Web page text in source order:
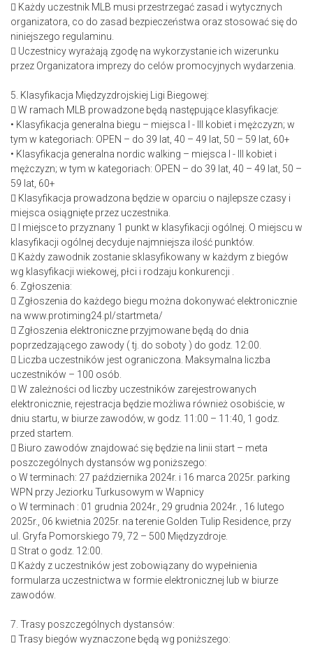
 Każdy uczestnik MLB musi przestrzegać zasad i wytycznych
organizatora, co do zasad bezpieczeństwa oraz stosować się do
niniejszego regulaminu.
 Uczestnicy wyrażają zgodę na wykorzystanie ich wizerunku
przez Organizatora imprezy do celów promocyjnych wydarzenia.
5. Klasyfikacja Międzyzdrojskiej Ligi Biegowej:
 W ramach MLB prowadzone będą następujące klasyfikacje:
• Klasyfikacja generalna biegu – miejsca I - III kobiet i mężczyzn; w
tym w kategoriach: OPEN – do 39 lat, 40 – 49 lat, 50 – 59 lat, 60+
• Klasyfikacja generalna nordic walking – miejsca I - III kobiet i
mężczyzn; w tym w kategoriach: OPEN – do 39 lat, 40 – 49 lat, 50 –
59 lat, 60+
 Klasyfikacja prowadzona będzie w oparciu o najlepsze czasy i
miejsca osiągnięte przez uczestnika.
 I miejsce to przyznany 1 punkt w klasyfikacji ogólnej. O miejscu w
klasyfikacji ogólnej decyduje najmniejsza ilość punktów.
 Każdy zawodnik zostanie sklasyfikowany w każdym z biegów
wg klasyfikacji wiekowej, płci i rodzaju konkurencji .
6. Zgłoszenia:
 Zgłoszenia do każdego biegu można dokonywać elektronicznie
na www.protiming24.pl/startmeta/
 Zgłoszenia elektroniczne przyjmowane będą do dnia
poprzedzającego zawody ( tj. do soboty ) do godz. 12:00.
 Liczba uczestników jest ograniczona. Maksymalna liczba
uczestników – 100 osób.
 W zależności od liczby uczestników zarejestrowanych
elektronicznie, rejestracja będzie możliwa również osobiście, w
dniu startu, w biurze zawodów, w godz. 11:00 – 11:40, 1 godz.
przed startem.
 Biuro zawodów znajdować się będzie na linii start – meta
poszczególnych dystansów wg poniższego:
o W terminach: 27 października 2024r. i 16 marca 2025r. parking
WPN przy Jeziorku Turkusowym w Wapnicy
o W terminach : 01 grudnia 2024r., 29 grudnia 2024r. , 16 lutego
2025r., 06 kwietnia 2025r. na terenie Golden Tulip Residence, przy
ul. Gryfa Pomorskiego 79, 72 – 500 Międzyzdroje.
 Strat o godz. 12:00.
 Każdy z uczestników jest zobowiązany do wypełnienia
formularza uczestnictwa w formie elektronicznej lub w biurze
zawodów.
7. Trasy poszczególnych dystansów:
 Trasy biegów wyznaczone będą wg poniższego: